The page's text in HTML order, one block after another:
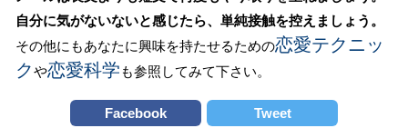
自分に気がないないと感じたら、単純接触を控えましょう。
その他にもあなたに興味を持たせるための恋愛テクニッ
クや恋愛科学も参照してみて下さい。
Facebook Tweet